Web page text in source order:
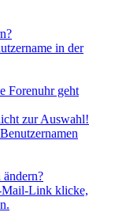
in der
Forenuhr geht
zur Auswahl!
Mail-Link klicke,